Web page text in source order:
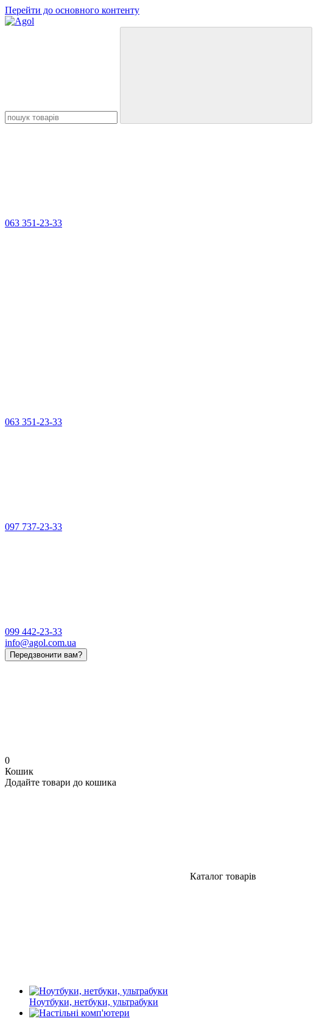
Перейти до основного контенту
063 351-23-33
063 351-23-33
097 737-23-33
099 442-23-33
info@agol.com.ua
Передзвонити вам?
0
Кошик
Додайте товари до кошика
Каталог товарів
Ноутбуки, нетбуки, ультрабуки